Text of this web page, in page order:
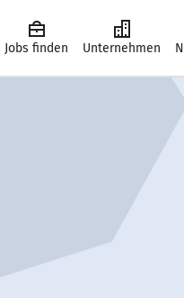
Jobs finden Unternehmen